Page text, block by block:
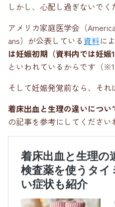
しかし、心配し過ぎないでく
アメリカ家庭医学会（
ans）が公表している資料に
は妊娠初期（資料内では妊
といわれているからです（※1
そして妊娠発覚前なら、それ
着床出血と生理の違いにつ
の記事を参考にしてください